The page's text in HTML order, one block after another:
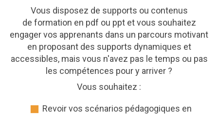
Vous disposez de supports ou contenus
de formation en pdf ou ppt et vous souhaitez
engager vos apprenants dans un parcours motivant
en proposant des supports dynamiques et
accessibles, mais vous n'avez pas le temps ou pas
les compétences pour y arriver ?
Vous souhaitez :
Revoir vos scénarios pédagogiques en